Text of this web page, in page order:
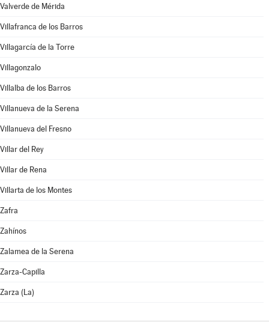
Valverde de Mérida
Villafranca de los Barros
Villagarcía de la Torre
Villagonzalo
Villalba de los Barros
Villanueva de la Serena
Villanueva del Fresno
Villar del Rey
Villar de Rena
Villarta de los Montes
Zafra
Zahínos
Zalamea de la Serena
Zarza-Capilla
Zarza (La)